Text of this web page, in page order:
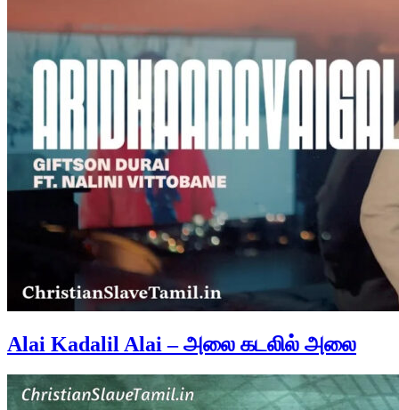
Alai Kadalil Alai – அலை கடலில் அலை